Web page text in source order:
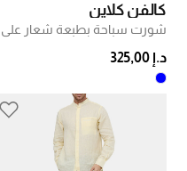
كالفن كلاين
د.إ 325,00